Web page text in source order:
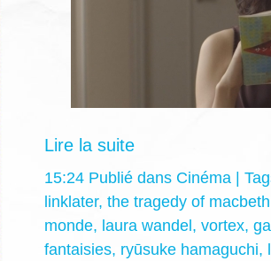
Lire la suite
15:24 Publié dans Cinéma |
linklater, the tragedy of macbeth
monde, laura wandel, vortex,
fantaisies, ryūsuke hamaguchi,